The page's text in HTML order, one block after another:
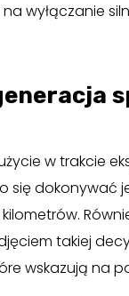
na wyłączanie
w trakcie
się dokonywać
takiej
wskazują na